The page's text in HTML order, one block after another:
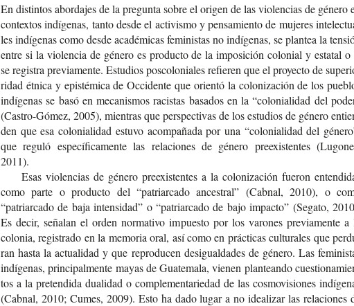
En dis­tin­tos abor­da­jes de la pre­gun­ta sobre el ori­gen de las vio­len­cias de géne­ro
con­tex­tos indí­ge­nas, tanto desde el acti­vis­mo y pen­sa­mien­to de muje­res
les indí­ge­nas como desde aca­dé­mi­cas femi­nis­tas no indí­ge­nas, se plan­tea la
entre si la vio­len­cia de géne­ro es pro­duc­to de la impo­si­ción colo­nial y esta­tal o
se regis­tra pre­via­men­te. Estu­dios pos­co­lo­nia­les refie­ren que el pro­yec­to de
ri­dad étni­ca y epis­té­mi­ca de Occi­den­te que orien­tó la colo­ni­za­ción de los
indí­ge­nas se basó en meca­nis­mos racis­tas basa­dos en la “colo­nia­li­dad del
(Castro-​Gómez, 2005), mien­tras que pers­pec­ti­vas de los estu­dios de géne­ro
den que esa colo­nia­li­dad estu­vo acom­pa­ña­da por una “colo­nia­li­dad del
que regu­ló espe­cí­fi­ca­men­te las rela­cio­nes de géne­ro pre­exis­ten­tes
2011).
Esas vio­len­cias de géne­ro pre­exis­ten­tes a la colo­ni­za­ción fue­ron
como parte o pro­duc­to del “patriar­ca­do ances­tral” (Cab­nal, 2010), o
“patriar­ca­do de baja inten­si­dad” o “patriar­ca­do de bajo impac­to” (Sega­to,
Es decir, seña­lan el orden nor­ma­ti­vo impues­to por los varo­nes pre­via­men­te a
colo­nia, regis­tra­do en la memo­ria oral, así como en prác­ti­cas cul­tu­ra­les que
ran hasta la actua­li­dad y que repro­du­cen desigual­da­des de géne­ro. Las
indí­ge­nas, prin­ci­pal­men­te mayas de Gua­te­ma­la, vie­nen plan­tean­do
tos a la pre­ten­di­da dua­li­dad o com­ple­men­ta­rie­dad de las cos­mo­vi­sio­nes
(Cab­nal, 2010; Cumes, 2009). Esto ha dado lugar a no idea­li­zar las rela­cio­nes